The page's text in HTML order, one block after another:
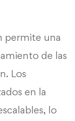
permite una
de las
Los
en la
lo